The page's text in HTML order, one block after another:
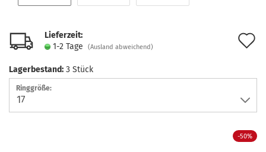
Lieferzeit:
1-2 Tage
(Ausland abweichend)
Lagerbestand: 3 Stück
Ringgröße:
-50%